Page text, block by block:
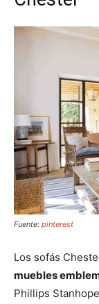
Fuente: pinterest
Los sofás
muebles
Phillips